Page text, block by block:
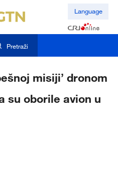
Language
Pretraži
misiji’ dronom
su oborile avion u